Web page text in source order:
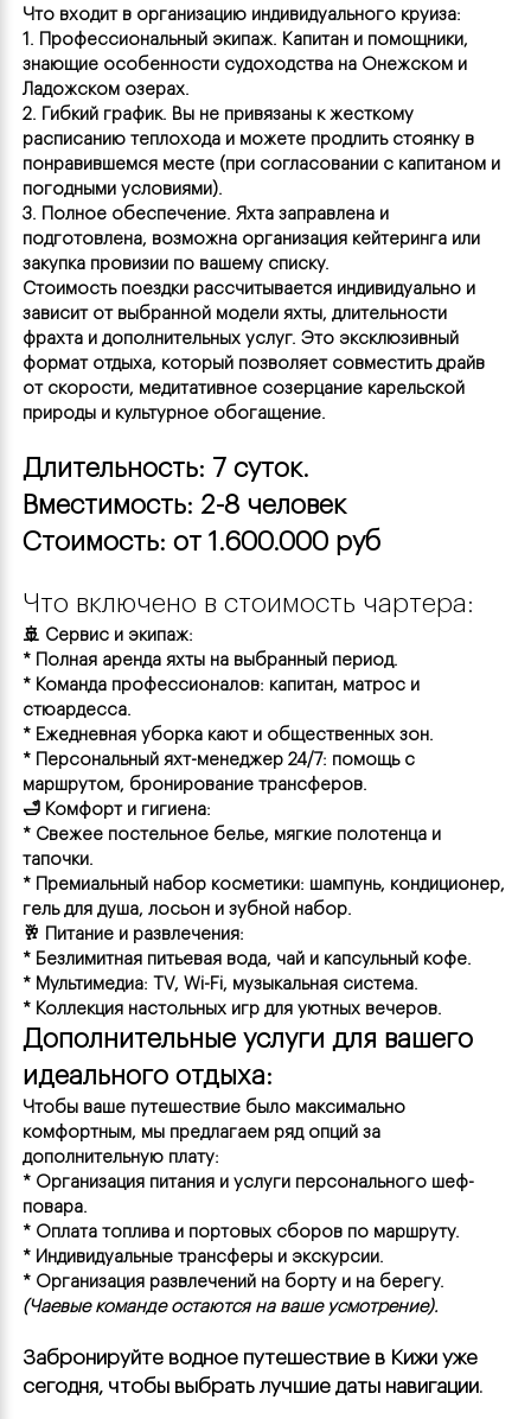
Сделать заказ
менеджер свяжется с Вами в
Я согласен сполитикой
конфиденциальности
Что входит в организацию индивидуального круиза:
1. Профессиональный экипаж. Капитан и помощники,
знающие особенности судоходства на Онежском и
Ладожском озерах.
2. Гибкий график. Вы не привязаны к жесткому
расписанию теплохода и можете продлить стоянку в
понравившемся месте (при согласовании с капитаном и
погодными условиями).
3. Полное обеспечение. Яхта заправлена и
подготовлена, возможна организация кейтеринга или
закупка провизии по вашему списку.
Стоимость поездки рассчитывается индивидуально и
зависит от выбранной модели яхты, длительности
фрахта и дополнительных услуг. Это эксклюзивный
формат отдыха, который позволяет совместить драйв
от скорости, медитативное созерцание карельской
природы и культурное обогащение.
Длительность: 7 суток.
Вместимость: 2-8 человек
Стоимость: от 1.600.000 руб
Что включено в стоимость чартера:
🚢 Сервис и экипаж:
* Полная аренда яхты на выбранный период.
* Команда профессионалов: капитан, матрос и
стюардесса.
* Ежедневная уборка кают и общественных зон.
* Персональный яхт-менеджер 24/7: помощь с
маршрутом, бронирование трансферов.
🛁 Комфорт и гигиена:
* Свежее постельное белье, мягкие полотенца и
тапочки.
* Премиальный набор косметики: шампунь, кондиционер,
гель для душа, лосьон и зубной набор.
🥂 Питание и развлечения:
* Безлимитная питьевая вода, чай и капсульный кофе.
* Мультимедиа: TV, Wi-Fi, музыкальная система.
* Коллекция настольных игр для уютных вечеров.
Дополнительные услуги для вашего
идеального отдыха:
Чтобы ваше путешествие было максимально
комфортным, мы предлагаем ряд опций за
дополнительную плату:
* Организация питания и услуги персонального шеф-
повара.
* Оплата топлива и портовых сборов по маршруту.
* Индивидуальные трансферы и экскурсии.
* Организация развлечений на борту и на берегу.
(Чаевые команде остаются на ваше усмотрение).
Забронируйте водное путешествие в Кижи уже
сегодня, чтобы выбрать лучшие даты навигации.
Сделать заказ
менеджер свяжется с Вами в
Я согласен сполитикой
конфиденциальности
Сделать заказ
менеджер свяжется с Вами в
Я согласен сполитикой
конфиденциальности
Авторизация
Авторизация